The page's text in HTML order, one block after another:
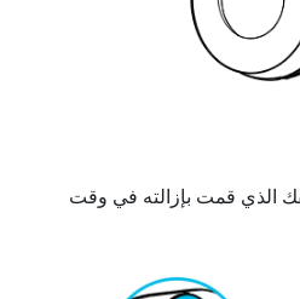
الذي قمت بإزالته في وقت